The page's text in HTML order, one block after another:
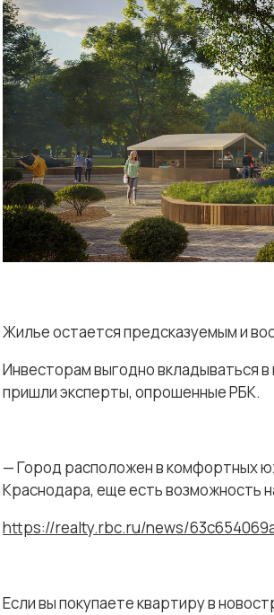
Жилье остается предсказуемым и
Инвесторам выгодно вкладываться
пришли эксперты, опрошенные РБК.
— Город расположен в комфортных
Краснодара, еще есть возможность
https://realty.rbc.ru/news/
Если вы покупаете квартиру в